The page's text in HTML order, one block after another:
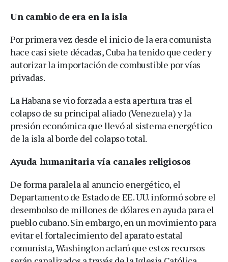
Un cambio de era en la isla
Por primera vez desde el inicio de la era comunista
hace casi siete décadas, Cuba ha tenido que ceder y
autorizar la importación de combustible por vías
privadas.
La Habana se vio forzada a esta apertura tras el
colapso de su principal aliado (Venezuela) y la
presión económica que llevó al sistema energético
de la isla al borde del colapso total.
Ayuda humanitaria vía canales religiosos
De forma paralela al anuncio energético, el
Departamento de Estado de EE. UU. informó sobre el
desembolso de millones de dólares en ayuda para el
pueblo cubano. Sin embargo, en un movimiento para
evitar el fortalecimiento del aparato estatal
comunista, Washington aclaró que estos recursos